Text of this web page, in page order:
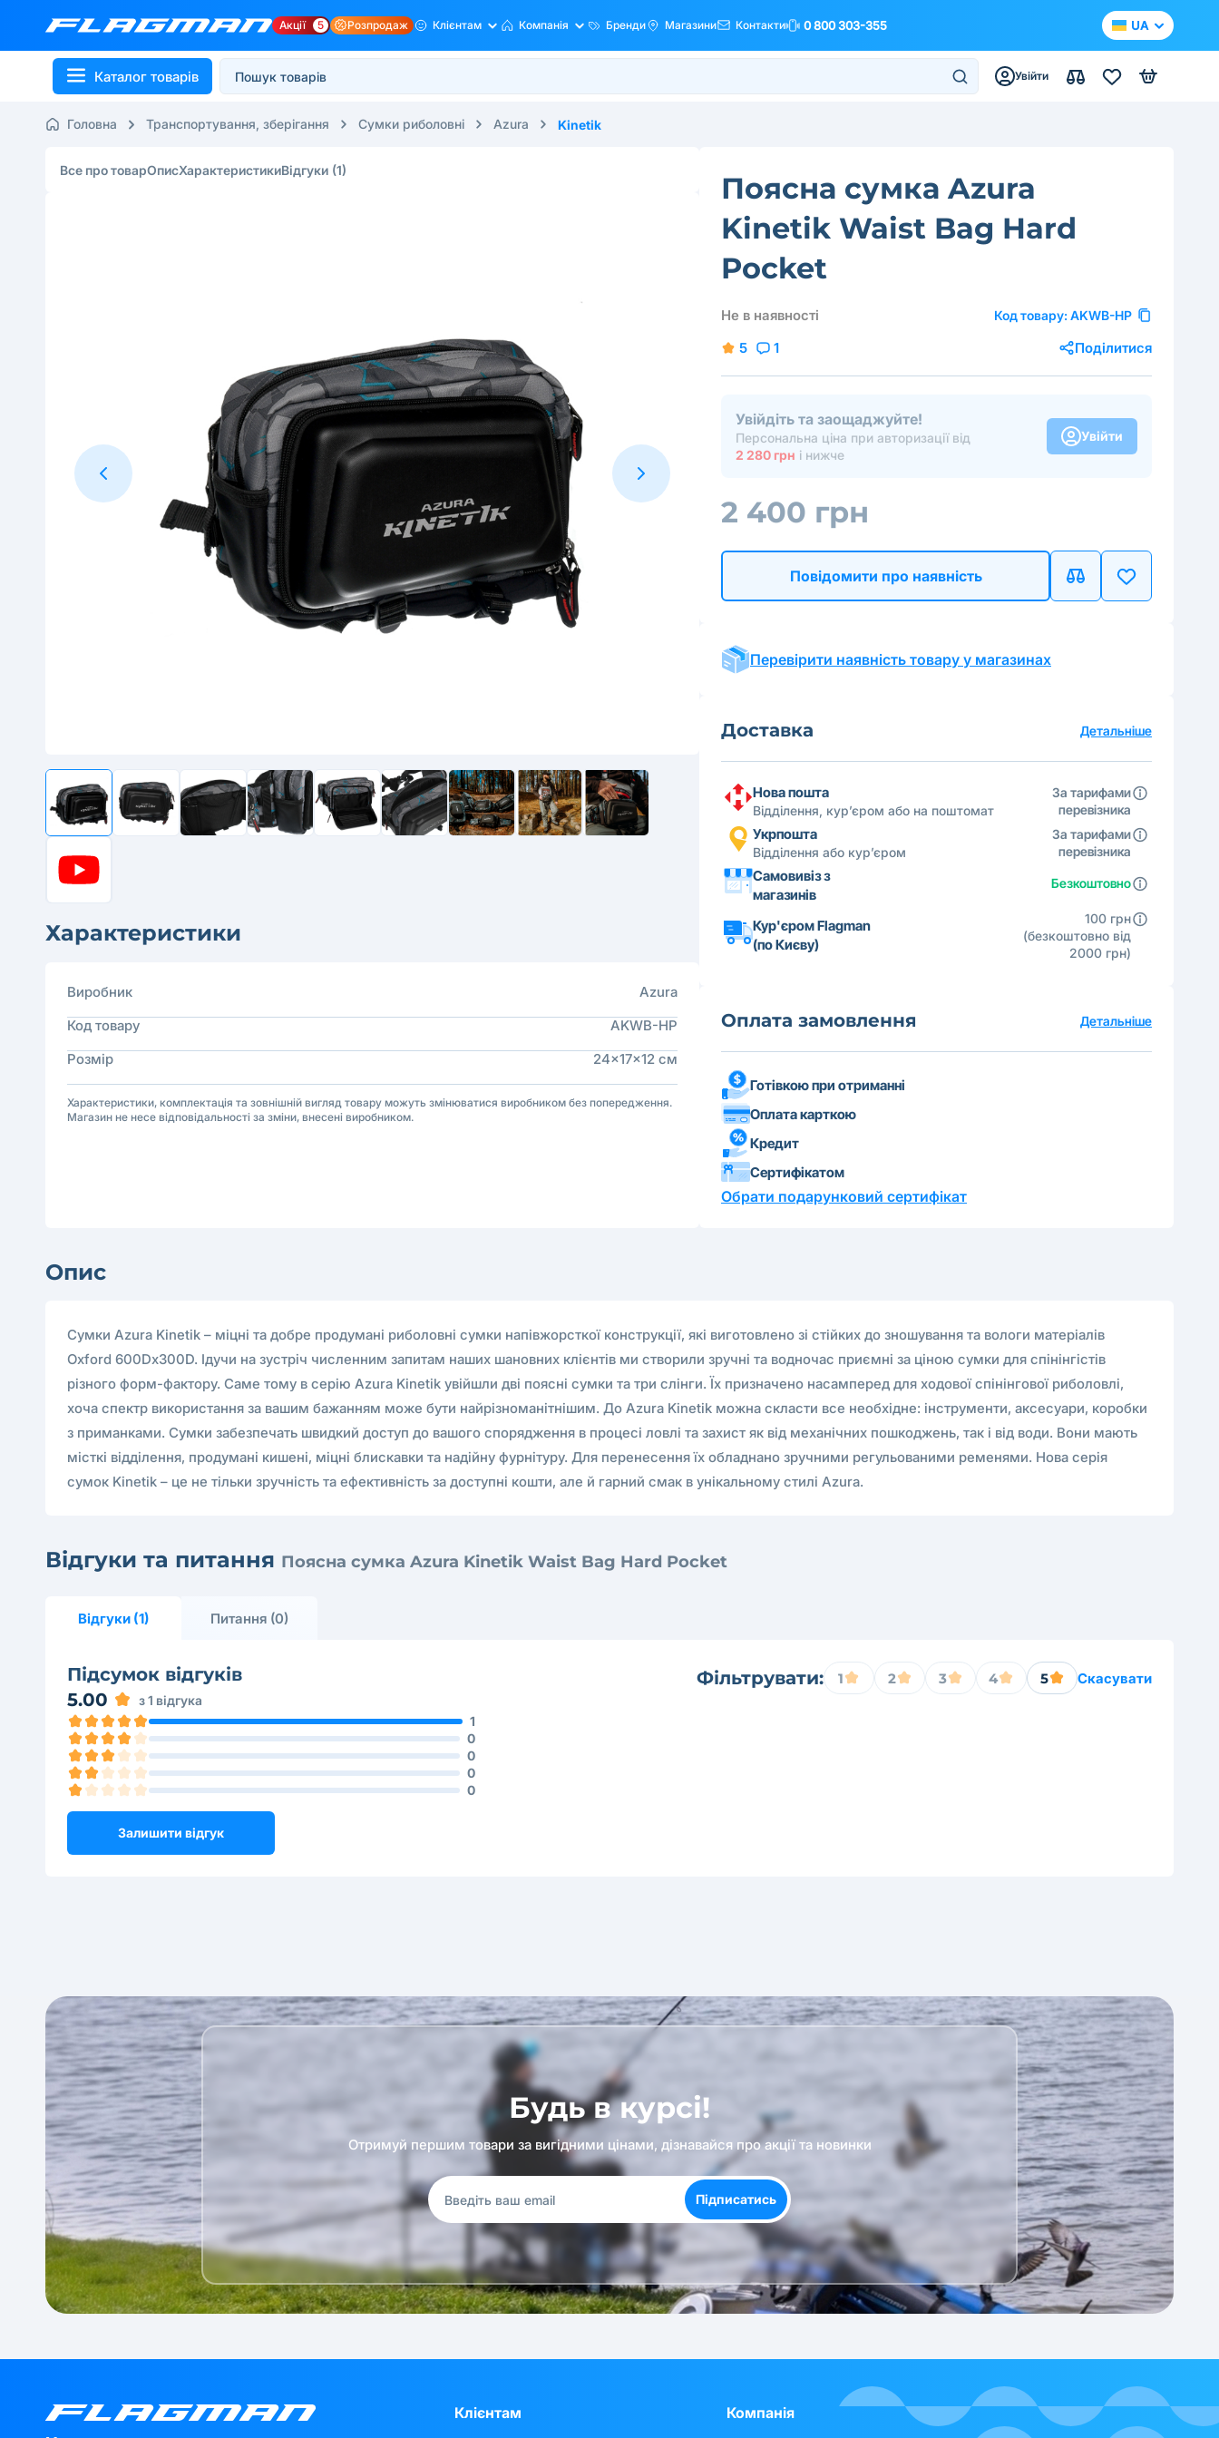
Акції 5 Розпродаж Клієнтам Компанія Бренди Магазини Контакти 0 800 303-355 UA
Каталог товарів Увійти
Головна Транспортування, зберігання Сумки риболовні Azura Kinetik
Все про товарОписХарактеристикиВідгуки (1)
Характеристики
Виробник
Azura
Код товару
AKWB-HP
Розмір
24x17x12 см
Характеристики, комплектація та зовнішній вигляд товару можуть змінюватися виробником без попередження.
Магазин не несе відповідальності за зміни, внесені виробником.
Поясна сумка Azura
Kinetik Waist Bag Hard
Pocket
Не в наявності Код товару: AKWB-HP
5 1 Поділитися
Увійдіть та заощаджуйте!
Персональна ціна при авторизації від
2 280 грн і нижче
Увійти
2 400 грн
Повідомити про наявність
Перевірити наявність товару у магазинах
Доставка Детальніше
Нова пошта
Відділення, кур’єром або на поштомат
За тарифами
перевізника
Укрпошта
Відділення або кур’єром
За тарифами
перевізника
Самовивіз з
магазинів
Безкоштовно
Кур'єром Flagman
(по Києву)
100 грн
(безкоштовно від
2000 грн)
Оплата замовлення Детальніше
Готівкою при отриманні
Оплата карткою
Кредит
Сертифікатом
Обрати подарунковий сертифікат
Опис
Сумки Azura Kinetik – міцні та добре продумані риболовні сумки напівжорсткої конструкції, які виготовлено зі стійких до зношування та вологи матеріалів
Oxford 600Dх300D. Ідучи на зустріч численним запитам наших шановних клієнтів ми створили зручні та водночас приємні за ціною сумки для спінінгістів
різного форм-фактору. Саме тому в серію Azura Kinetik увійшли дві поясні сумки та три слінги. Їх призначено насамперед для ходової спінінгової риболовлі,
хоча спектр використання за вашим бажанням може бути найрізноманітнішим. До Azura Kinetik можна скласти все необхідне: інструменти, аксесуари, коробки
з приманками. Сумки забезпечать швидкий доступ до вашого спорядження в процесі ловлі та захист як від механічних пошкоджень, так і від води. Вони мають
місткі відділення, продумані кишені, міцні блискавки та надійну фурнітуру. Для перенесення їх обладнано зручними регульованими ременями. Нова серія
сумок Kinetik – це не тільки зручність та ефективність за доступні кошти, але й гарний смак в унікальному стилі Azura.
Відгуки та питання Поясна сумка Azura Kinetik Waist Bag Hard Pocket
Відгуки (1) Питання (0)
Підсумок відгуків
5.00
з 1 відгука
1
0
0
0
0
Залишити відгук
Фільтрувати: 1 2 3 4 5 Скасувати
Будь в курсі!
Отримуй першим товари за вигідними цінами, дізнавайся про акції та новинки
Підписатись
Клієнтам Компанія